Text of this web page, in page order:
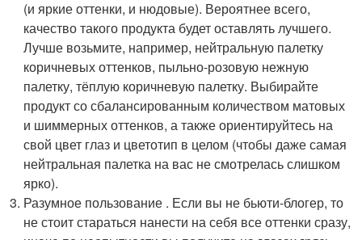
(и яркие оттенки, и нюдовые). Вероятнее всего,
качество такого продукта будет оставлять лучшего.
Лучше возьмите, например, нейтральную палетку
коричневых оттенков, пыльно-розовую нежную
палетку, тёплую коричневую палетку. Выбирайте
продукт со сбалансированным количеством матовых
и шиммерных оттенков, а также ориентируйтесь на
свой цвет глаз и цветотип в целом (чтобы даже самая
нейтральная палетка на вас не смотрелась слишком
ярко).
Разумное пользование . Если вы не бьюти-блогер, то
не стоит стараться нанести на себя все оттенки сразу,